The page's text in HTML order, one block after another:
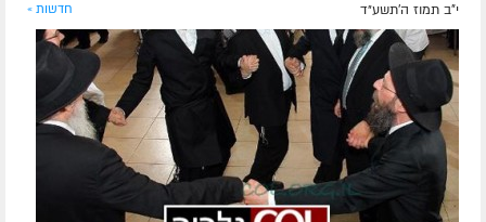
י"ב תמוז ה׳תשע״ד חדשות »